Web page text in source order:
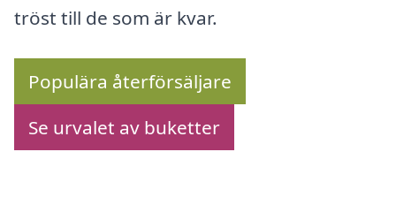
tröst till de som är kvar.
Populära återförsäljare
Se urvalet av buketter